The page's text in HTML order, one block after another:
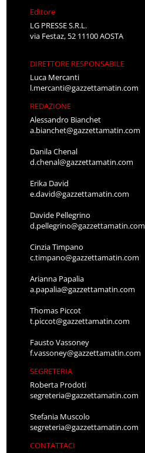
Editore
LG PRESSE S.R.L.
via Festaz, 52 11100 AOSTA
DIRETTORE RESPONSABILE
Luca Mercanti
l.mercanti@gazzettamatin.com
REDAZIONE
Alessandro Bianchet
a.bianchet@gazzettamatin.com
Danila Chenal
d.chenal@gazzettamatin.com
Erika David
e.david@gazzettamatin.com
Davide Pellegrino
d.pellegrino@gazzettamatin.com
Cinzia Timpano
c.timpano@gazzettamatin.com
Arianna Papalia
a.papalia@gazzettamatin.com
Thomas Piccot
t.piccot@gazzettamatin.com
Fausto Vassoney
f.vassoney@gazzettamatin.com
SEGRETERIA
Roberta Prodoti
segreteria@gazzettamatin.com
Stefania Muscolo
segreteria@gazzettamatin.com
CONTATTACI